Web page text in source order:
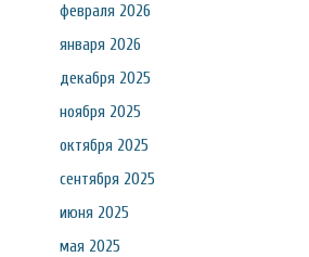
февраля 2026
января 2026
декабря 2025
ноября 2025
октября 2025
сентября 2025
июня 2025
мая 2025